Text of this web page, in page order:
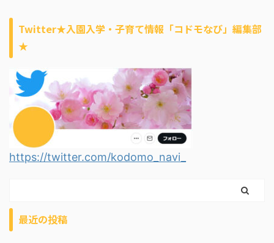
Twitter★入園入学・子育て情報「コドモなび」編集部
★
https://twitter.com/kodomo_navi_
最近の投稿